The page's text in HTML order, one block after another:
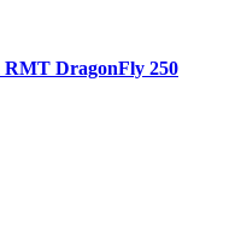
DragonFly 250